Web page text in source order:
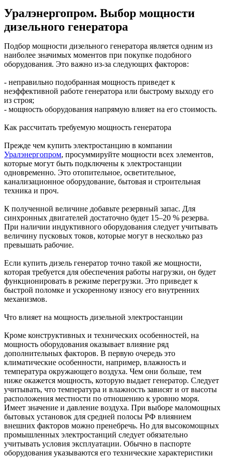
Уралэнергопром. Выбор мощности
дизельного генератора
Подбор мощности дизельного генератора является одним из
наиболее значимых моментов при покупке подобного
оборудования. Это важно из-за следующих факторов:
- неправильно подобранная мощность приведет к
неэффективной работе генератора или быстрому выходу его
из строя;
- мощность оборудования напрямую влияет на его стоимость.
Как рассчитать требуемую мощность генератора
Прежде чем купить электростанцию в компании
Уралэнергопром, просуммируйте мощности всех элементов,
которые могут быть подключены к электростанции
одновременно. Это отопительное, осветительное,
канализационное оборудование, бытовая и строительная
техника и проч.
К полученной величине добавьте резервный запас. Для
синхронных двигателей достаточно будет 15–20 % резерва.
При наличии индуктивного оборудования следует учитывать
величину пусковых токов, которые могут в несколько раз
превышать рабочие.
Если купить дизель генератор точно такой же мощности,
которая требуется для обеспечения работы нагрузки, он будет
функционировать в режиме перегрузки. Это приведет к
быстрой поломке и ускоренному износу его внутренних
механизмов.
Что влияет на мощность дизельной электростанции
Кроме конструктивных и технических особенностей, на
мощность оборудования оказывает влияние ряд
дополнительных факторов. В первую очередь это
климатические особенности, например, влажность и
температура окружающего воздуха. Чем они больше, тем
ниже окажется мощность, которую выдает генератор. Следует
учитывать, что температура и влажность зависят и от высоты
расположения местности по отношению к уровню моря.
Имеет значение и давление воздуха. При выборе маломощных
бытовых установок для средней полосы РФ влиянием
внешних факторов можно пренебречь. Но для высокомощных
промышленных электростанций следует обязательно
учитывать условия эксплуатации. Обычно в паспорте
оборудования указываются его технические характеристики